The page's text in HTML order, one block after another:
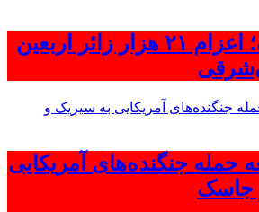
اینفوگرافیک؛ اعزام ۲۱ هزار زائر اربعین
حمله جنگنده‌های آمریکایی
جاسک